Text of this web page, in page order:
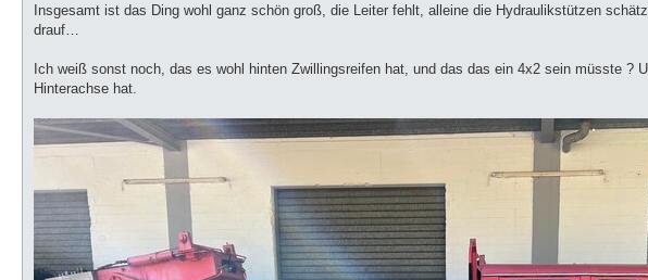
Insgesamt ist das Ding wohl ganz schön groß, die Leiter fehlt, alleine die Hydraulikstützen
drauf…
Ich weiß sonst noch, das es wohl hinten Zwillingsreifen hat, und das das ein 4x2 sein müsste ?
Hinterachse hat.